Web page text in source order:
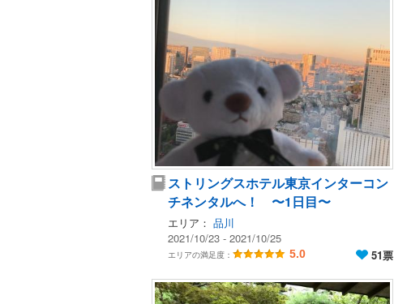
ストリングスホテル東京インターコン
チネンタルへ！ 〜1日目〜
エリア： 品川
2021/10/23 - 2021/10/25
エリアの満足度： 5.0 51票